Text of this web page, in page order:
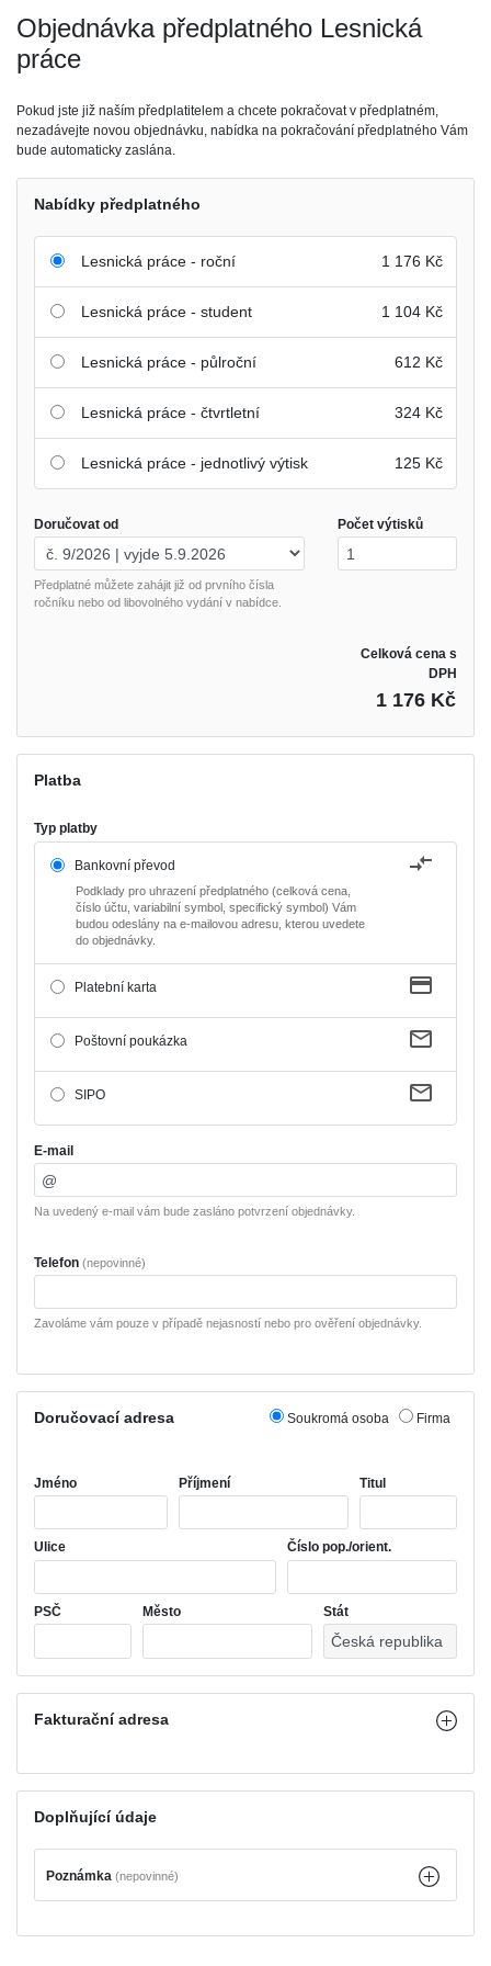
Objednávka předplatného Lesnická
práce
Pokud jste již naším předplatitelem a chcete pokračovat v předplatném,
nezadávejte novou objednávku, nabídka na pokračování předplatného Vám
bude automaticky zaslána.
Nabídky předplatného
Lesnická práce - roční 1 176 Kč
Lesnická práce - student 1 104 Kč
Lesnická práce - půlroční 612 Kč
Lesnická práce - čtvrtletní 324 Kč
Lesnická práce - jednotlivý výtisk 125 Kč
Doručovat od
Předplatné můžete zahájit již od prvního čísla
ročníku nebo od libovolného vydání v nabídce.
Počet výtisků
Celková cena s
DPH
1 176 Kč
Platba
Typ platby
Bankovní převod
Podklady pro uhrazení předplatného (celková cena,
číslo účtu, variabilní symbol, specifický symbol) Vám
budou odeslány na e-mailovou adresu, kterou uvedete
do objednávky.
Platební karta
Poštovní poukázka
SIPO
E-mail
Na uvedený e-mail vám bude zasláno potvrzení objednávky.
Telefon (nepovinné)
Zavoláme vám pouze v případě nejasností nebo pro ověření objednávky.
Doručovací adresa Soukromá osoba Firma
Jméno Příjmení Titul
Ulice Číslo pop./orient.
PSČ Město Stát
Fakturační adresa
Doplňující údaje
Poznámka (nepovinné)